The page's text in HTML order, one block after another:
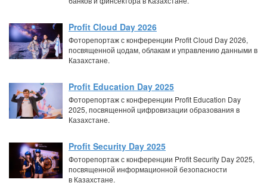
Profit Cloud Day 2026
Фоторепортаж с конференции Profit Cloud Day 2026,
посвященной цодам, облакам и управлению данными в
Казахстане.
Profit Education Day 2025
Фоторепортаж с конференции Profit Education Day
2025, посвященной цифровизации образования в
Казахстане.
Profit Security Day 2025
Фоторепортаж с конференции Profit Security Day 2025,
посвященной информационной безопасности
в Казахстане.